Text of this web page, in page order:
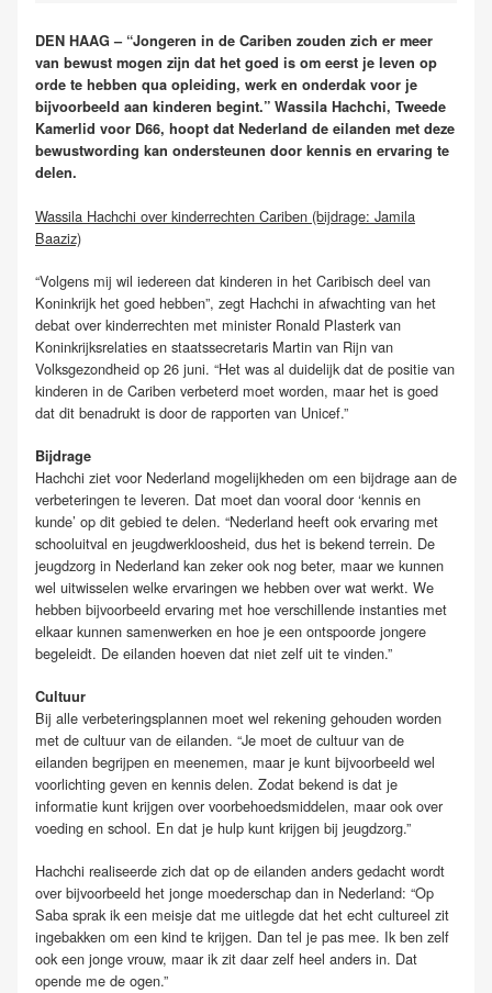
DEN HAAG – “Jongeren in de Cariben zouden zich er meer
van bewust mogen zijn dat het goed is om eerst je leven op
orde te hebben qua opleiding, werk en onderdak voor je
bijvoorbeeld aan kinderen begint.” Wassila Hachchi, Tweede
Kamerlid voor D66, hoopt dat Nederland de eilanden met deze
bewustwording kan ondersteunen door kennis en ervaring te
delen.
Wassila Hachchi over kinderrechten Cariben (bijdrage: Jamila
Baaziz)
“Volgens mij wil iedereen dat kinderen in het Caribisch deel van
Koninkrijk het goed hebben”, zegt Hachchi in afwachting van het
debat over kinderrechten met minister Ronald Plasterk van
Koninkrijksrelaties en staatssecretaris Martin van Rijn van
Volksgezondheid op 26 juni. “Het was al duidelijk dat de positie van
kinderen in de Cariben verbeterd moet worden, maar het is goed
dat dit benadrukt is door de rapporten van Unicef.”
Bijdrage
Hachchi ziet voor Nederland mogelijkheden om een bijdrage aan de
verbeteringen te leveren. Dat moet dan vooral door ‘kennis en
kunde’ op dit gebied te delen. “Nederland heeft ook ervaring met
schooluitval en jeugdwerkloosheid, dus het is bekend terrein. De
jeugdzorg in Nederland kan zeker ook nog beter, maar we kunnen
wel uitwisselen welke ervaringen we hebben over wat werkt. We
hebben bijvoorbeeld ervaring met hoe verschillende instanties met
elkaar kunnen samenwerken en hoe je een ontspoorde jongere
begeleidt. De eilanden hoeven dat niet zelf uit te vinden.”
Cultuur
Bij alle verbeteringsplannen moet wel rekening gehouden worden
met de cultuur van de eilanden. “Je moet de cultuur van de
eilanden begrijpen en meenemen, maar je kunt bijvoorbeeld wel
voorlichting geven en kennis delen. Zodat bekend is dat je
informatie kunt krijgen over voorbehoedsmiddelen, maar ook over
voeding en school. En dat je hulp kunt krijgen bij jeugdzorg.”
Hachchi realiseerde zich dat op de eilanden anders gedacht wordt
over bijvoorbeeld het jonge moederschap dan in Nederland: “Op
Saba sprak ik een meisje dat me uitlegde dat het echt cultureel zit
ingebakken om een kind te krijgen. Dan tel je pas mee. Ik ben zelf
ook een jonge vrouw, maar ik zit daar zelf heel anders in. Dat
opende me de ogen.”